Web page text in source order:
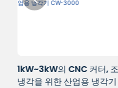
3kW~6kW CNC 라우터
냉각수 냉각기 CW-5000